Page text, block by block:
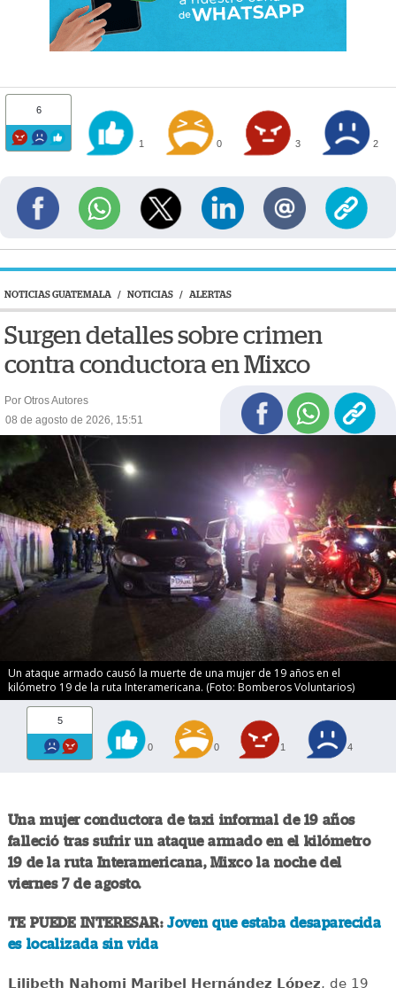
6
1 0 3 2
NOTICIAS GUATEMALA / NOTICIAS / ALERTAS
Surgen detalles sobre crimen
contra conductora en Mixco
Por Otros Autores
08 de agosto de 2026, 15:51
Un ataque armado causó la muerte de una mujer de 19 años en el
kilómetro 19 de la ruta Interamericana. (Foto: Bomberos Voluntarios)
5
0 0 1 4
Una mujer conductora de taxi informal de 19 años
falleció tras sufrir un ataque armado en el kilómetro
19 de la ruta Interamericana, Mixco la noche del
viernes 7 de agosto.
TE PUEDE INTERESAR:Joven que estaba desaparecida
es localizada sin vida
Lilibeth Nahomi Maribel Hernández López, de 19